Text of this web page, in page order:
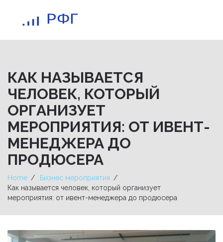
КАК НАЗЫВАЕТСЯ
ЧЕЛОВЕК, КОТОРЫЙ
ОРГАНИЗУЕТ
МЕРОПРИЯТИЯ: ОТ ИВЕНТ-
МЕНЕДЖЕРА ДО
ПРОДЮСЕРА
Home
Бизнес мероприятия
Как называется человек, который организует
мероприятия: от ивент-менеджера до продюсера